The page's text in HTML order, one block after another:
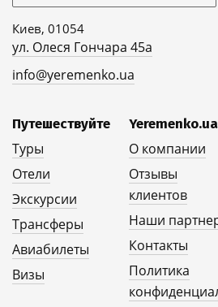
Киев, 01054
ул. Олеся Гончара 45а
info@yeremenko.ua
Путешествуйте
Туры
Отели
Экскурсии
Трансферы
Авиабилеты
Визы
Yeremenko.ua
О компании
Отзывы
клиентов
Наши
Контакты
Политика